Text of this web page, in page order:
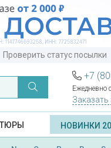
Проверить статус посылки
+7
Ежедневно
НОВИНКИ